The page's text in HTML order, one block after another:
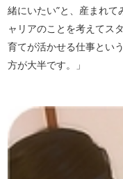
緒にいたい”と、産まれ
ャリアのことを考えてス
育てが活かせる仕事とい
方が大半です。」